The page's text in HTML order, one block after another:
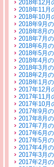
2018年12月
2018年11月
2018年10月
2018年9月
2018年8月
2018年7月
2018年6月
2018年5月
2018年4月
2018年3月
2018年2月
2018年1月
2017年12月
2017年11月
2017年10月
2017年9月
2017年8月
2017年7月
2017年6月
2017年5月
2017年4月
2017年3月
2017年2月